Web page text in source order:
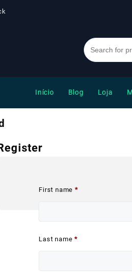
Início Blog Loja
First name*
Last name*